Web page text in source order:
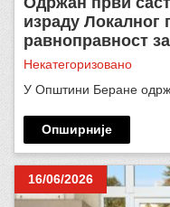
израду Локалног
равноправност
Некатегоризовано
У Општини Беране
Опширније
16/06/2026